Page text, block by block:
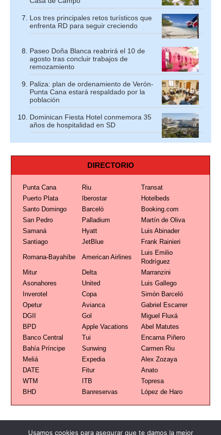
Los tres principales retos turísticos que
enfrenta RD para seguir creciendo
Paseo Doña Blanca reabrirá el 10 de
agosto tras concluir trabajos de
remozamiento
Paliza: plan de ordenamiento de Verón-
Punta Cana estará respaldado por la
población
Dominican Fiesta Hotel conmemora 35
años de hospitalidad en SD
DIRECTORIO
Punta Cana Riu
Transat
Puerto Plata
Iberostar
Hotelbeds
Santo Domingo
Barceló
Booking.com
San Pedro
Palladium
Martín de Oliva
Samaná
Hyatt
Luis Abinader
Santiago
JetBlue Frank Rainieri
Romana-Bayahíbe American Airlines
Luis Emilio
Rodríguez
Mitur
Delta
Marranzini
Asonahores
United
Luis Gallego
Inverotel
Copa
Simón Barceló
Opetur
Avianca
Gabriel Escarrer
DGII
Gol
Miguel Fluxá
BPD
Apple Vacations
Abel Matutes
Banco Central
Tui
Encarna Piñero
Bahía Príncipe
Sunwing
Carmen Riu
Meliá
Expedia
Alex Zozaya
DATE
Fitur
Anato
WTM
ITB
Topresa
BHD
Banreservas López de Haro
Usamos cookies para asegurar que te damos la mejor